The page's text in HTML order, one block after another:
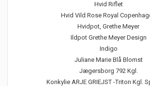
Hvid Riflet
Hvid Vild Rose Royal
Hvidpot, Grethe Meyer
Ildpot Grethe Meyer Design
Indigo
Juliane Marie Blå Blomst
Jægersborg 792 Kgl.
Konkylie ARJE GRIEJST -Triton Kgl.